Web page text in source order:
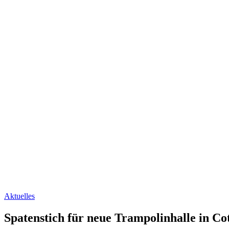
Aktuelles
Spatenstich für neue Trampolinhalle in